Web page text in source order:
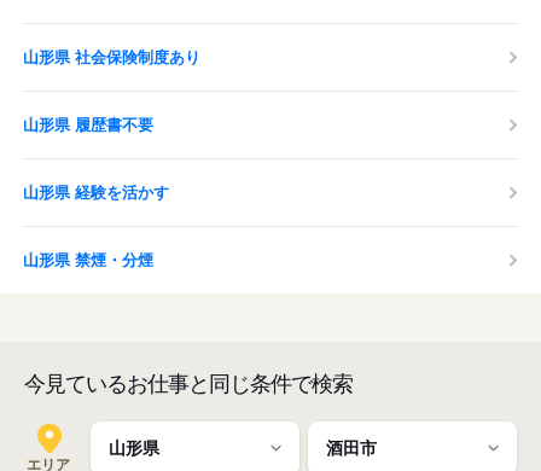
山形県 社会保険制度あり
山形県 履歴書不要
山形県 経験を活かす
山形県 禁煙・分煙
今見ているお仕事と同じ条件で検索
エリア